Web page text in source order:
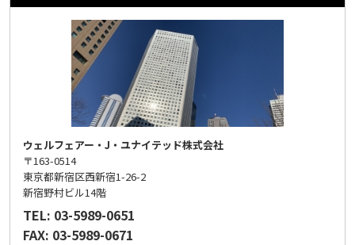
ウェルフェアー・J・ユナイテッド株式会社
〒163-0514
東京都新宿区西新宿1-26-2
新宿野村ビル14階
TEL: 03-5989-0651
FAX: 03-5989-0671